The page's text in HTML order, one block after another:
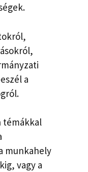
a
témákkal
munkahely
vagy a